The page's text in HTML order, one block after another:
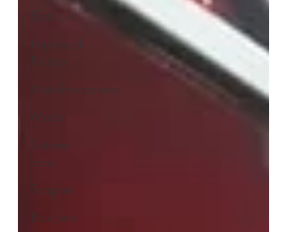
Elettricisti
Imprese di
Pulizia
Metalmeccanica
Moda
Sistema
casa
Trasporti
Biciclette